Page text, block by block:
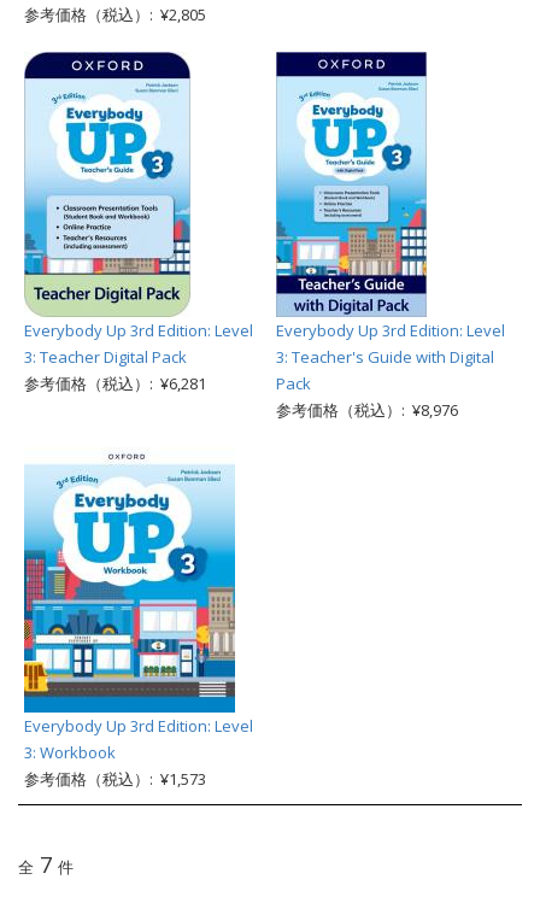
参考価格（税込）: ¥2,805
Everybody Up 3rd Edition: Level
3: Teacher Digital Pack
参考価格（税込）: ¥6,281
Everybody Up 3rd Edition: Level
3: Teacher's Guide with Digital
Pack
参考価格（税込）: ¥8,976
Everybody Up 3rd Edition: Level
3: Workbook
参考価格（税込）: ¥1,573
全 7 件